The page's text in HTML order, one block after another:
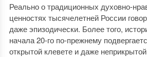
Реально о традиционных духовно-
ценностях тысячелетней России
даже эпизодически. Более того,
начала 20-го по-прежнему
открытой клевете и даже